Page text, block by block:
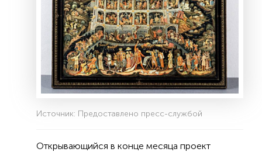
Источник: Предоставлено пресс-службой
Открывающийся в конце месяца проект